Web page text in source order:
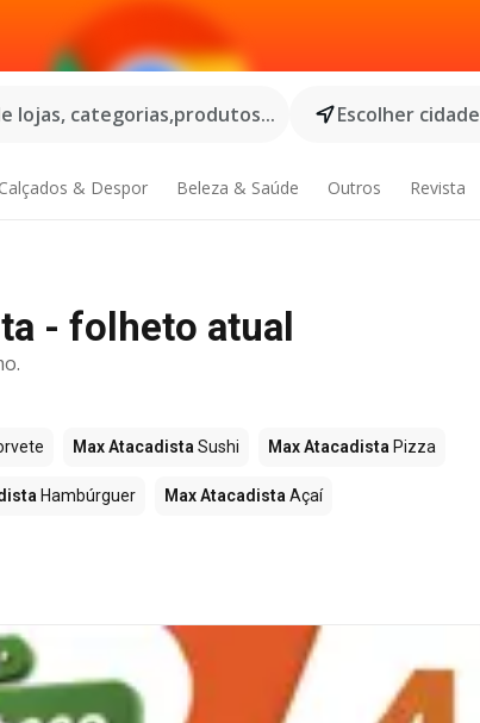
lojas, categorias,produtos...
Escolher cidade
& Despor Beleza & Saúde Outros Revista
- folheto atual
Max Atacadista Sushi Max Atacadista Pizza
Hambúrguer Max Atacadista Açaí